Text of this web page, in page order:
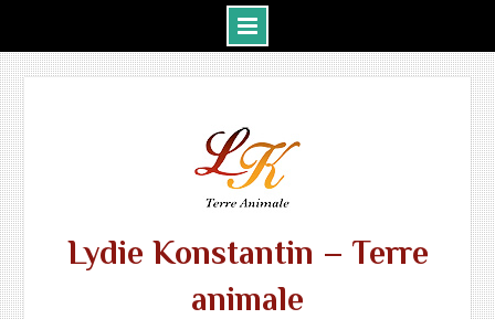
Lydie Konstantin – Terre
animale